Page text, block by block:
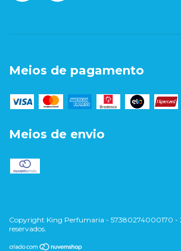
Meios de pagamento
Meios de envio
Copyright King Perfumaria - 57380274000170 -
reservados.